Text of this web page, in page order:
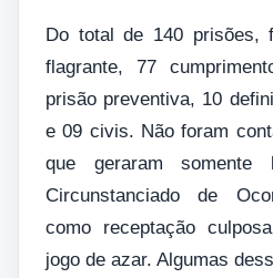
Do total de 140 prisões,
flagrante, 77
prisão preventiva, 10
e 09 civis. Não foram
que geraram somente
Circunstanciado de
como receptação
jogo de azar. Algumas